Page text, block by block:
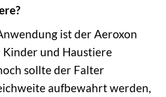
ist der Aeroxon
und Haustiere
sollte der Falter
aufbewahrt werden,